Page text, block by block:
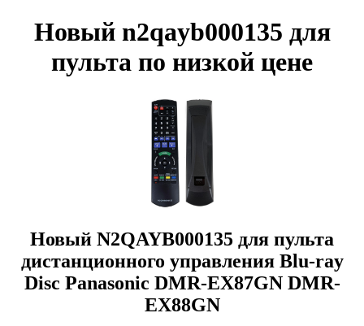
Новый n2qayb000135 для
пульта по низкой цене
Новый N2QAYB000135 для пульта
дистанционного управления Blu-ray
Disc Panasonic DMR-EX87GN DMR-
EX88GN